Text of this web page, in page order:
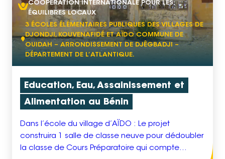
COOPÉRATION INTERNATIONALE POUR LES
ÉQUILIBRES LOCAUX
3 ÉCOLES ÉLÉMENTAIRES PUBLIQUES DES VILLAGES DE
DJONDJI, KOUVENAFIDÉ ET AÏDO COMMUNE DE
OUIDAH – ARRONDISSEMENT DE DJÊGBADJI –
DÉPARTEMENT DE L’ATLANTIQUE.
Education, Eau, Assainissement et
Alimentation au Bénin
Dans l’école du village d’AÏDO : Le projet
construira 1 salle de classe neuve pour dédoubler
la classe de Cours Préparatoire qui compte